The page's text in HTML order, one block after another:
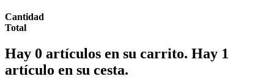
Cantidad
Total
Hay 0 artículos en su carrito. Hay 1
artículo en su cesta.